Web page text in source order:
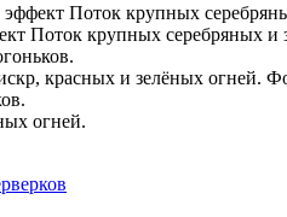
Поток крупных
Поток крупных серебряных
красных и зелёных огней.
огней.